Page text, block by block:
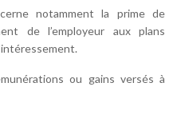
notamment la prime de
de l’employeur aux plans
ou gains versés à